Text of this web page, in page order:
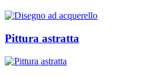
Pittura astratta